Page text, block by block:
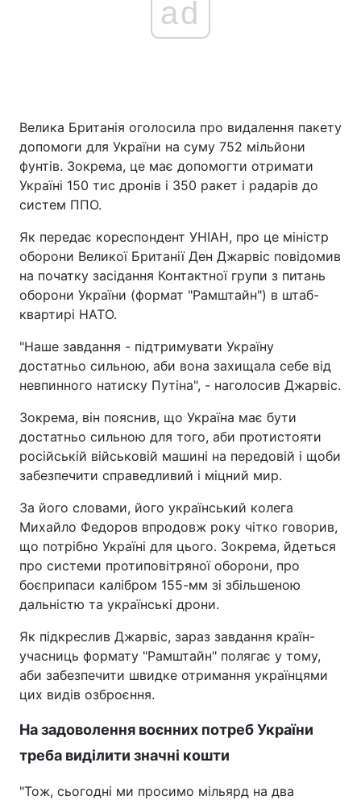
ad
Велика Британія оголосила про видалення пакету
допомоги для України на суму 752 мільйони
фунтів. Зокрема, це має допомогти отримати
Україні 150 тис дронів і 350 ракет і радарів до
систем ППО.
Як передає кореспондент УНІАН, про це міністр
оборони Великої Британії Ден Джарвіс повідомив
на початку засідання Контактної групи з питань
оборони України (формат "Рамштайн") в штаб-
квартирі НАТО.
"Наше завдання - підтримувати Україну
достатньо сильною, аби вона захищала себе від
невпинного натиску Путіна", - наголосив Джарвіс.
Зокрема, він пояснив, що Україна має бути
достатньо сильною для того, аби протистояти
російській військовій машині на передовій і щоби
забезпечити справедливий і міцний мир.
За його словами, його український колега
Михайло Федоров впродовж року чітко говорив,
що потрібно Україні для цього. Зокрема, йдеться
про системи протиповітряної оборони, про
боєприпаси калібром 155-мм зі збільшеною
дальністю та українські дрони.
Як підкреслив Джарвіс, зараз завдання країн-
учасниць формату "Рамштайн" полягає у тому,
аби забезпечити швидке отримання українцями
цих видів озброєння.
На задоволення воєнних потреб України
треба виділити значні кошти
"Тож, сьогодні ми просимо мільярд на два